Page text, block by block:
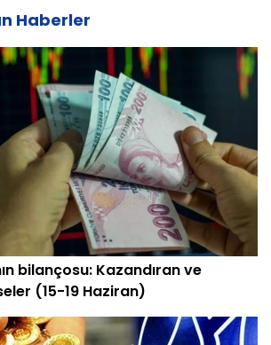
Haberler
bilançosu: Kazandıran ve
(15-19 Haziran)